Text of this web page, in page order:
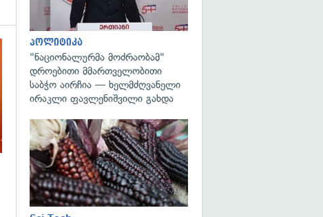
პოლიტიკა
"ნაციონალურმა მოძრაობამ"
დროებითი მმართველობითი
საბჭო აირჩია — ხელმძღვანელი
ირაკლი ფავლენიშვილი გახდა